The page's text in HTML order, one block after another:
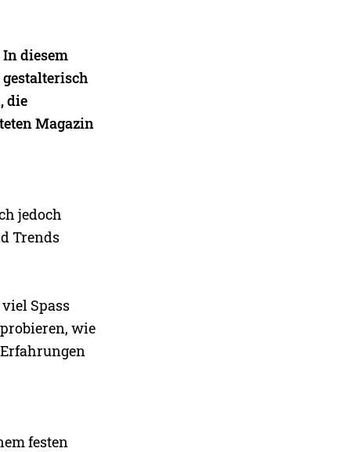
diesem
die
Magazin
jedoch
Trends
Spass
wie
festen